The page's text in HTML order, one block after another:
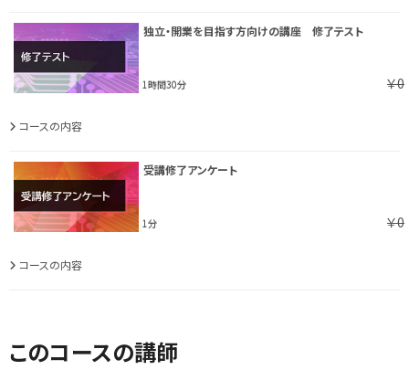
独立・開業を目指す方向けの講座 修了テスト
1時間30分 ￥0
コースの内容
受講修了アンケート
1分 ￥0
コースの内容
このコースの講師